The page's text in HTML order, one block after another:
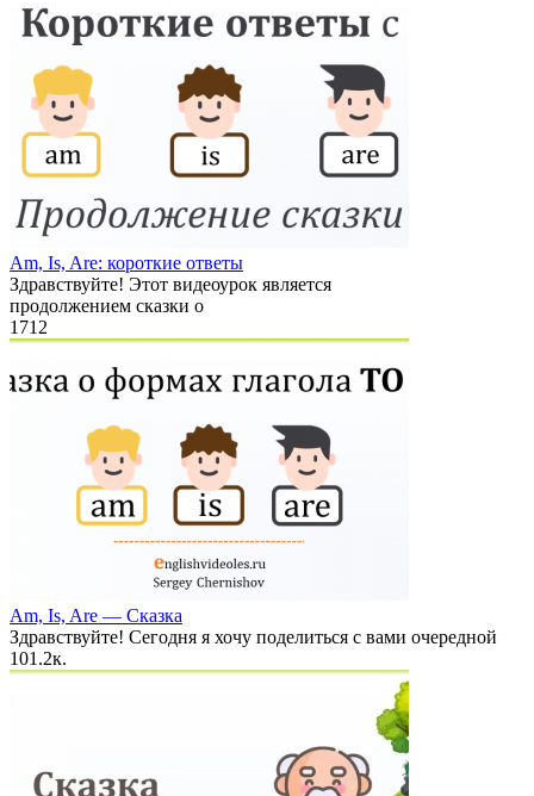
Am, Is, Are: короткие ответы
Здравствуйте! Этот видеоурок является
продолжением сказки о
1 712
Am, Is, Are — Сказка
Здравствуйте! Сегодня я хочу поделиться с вами очередной
101.2к.